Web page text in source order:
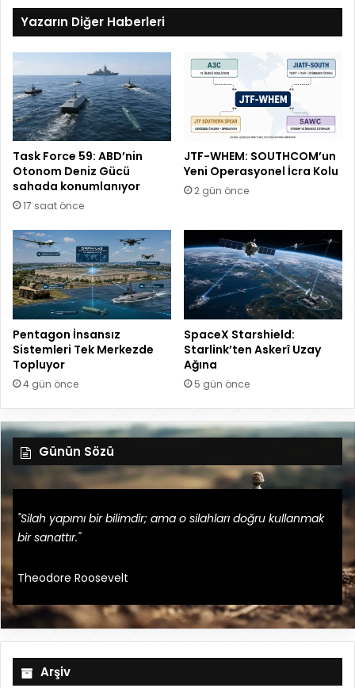
esi
Yazarın Diğer Haberleri
Task Force 59: ABD’nin
Otonom Deniz Gücü
sahada konumlanıyor
17 saat önce
JTF-WHEM: SOUTHCOM’un
Yeni Operasyonel İcra Kolu
2 gün önce
Pentagon İnsansız
Sistemleri Tek Merkezde
Topluyor
4 gün önce
SpaceX Starshield:
Starlink’ten Askerî Uzay
Ağına
5 gün önce
Günün Sözü
"Silah yapımı bir bilimdir; ama o silahları doğru kullanmak
bir sanattır."
Theodore Roosevelt
Arşiv